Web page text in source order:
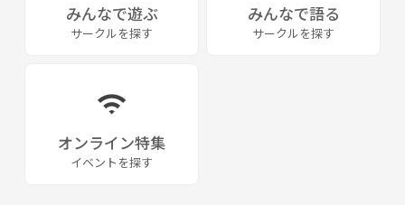
みんなで遊ぶ
サークルを探す
みんなで語る
サークルを探す
オンライン特集
イベントを探す